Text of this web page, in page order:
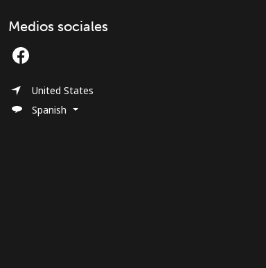
Medios sociales
United States
Spanish